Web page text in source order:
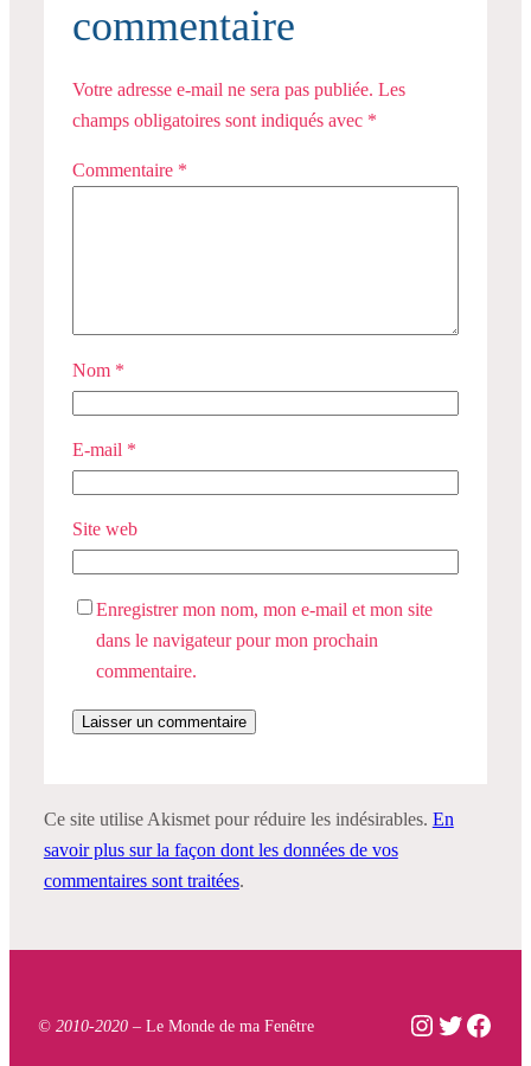
commentaire
Votre adresse e-mail ne sera pas publiée. Les
champs obligatoires sont indiqués avec *
Commentaire *
Nom *
E-mail *
Site web
Enregistrer mon nom, mon e-mail et mon site
dans le navigateur pour mon prochain
commentaire.
Ce site utilise Akismet pour réduire les indésirables. En
savoir plus sur la façon dont les données de vos
commentaires sont traitées.
© 2010-2020 – Le Monde de ma Fenêtre Instagram
Twitter